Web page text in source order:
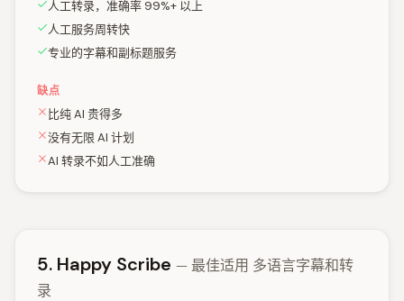
人工转录，准确率 99%+ 以上
人工服务周转快
专业的字幕和副标题服务
缺点
比纯 AI 贵得多
没有无限 AI 计划
AI 转录不如人工准确
5. Happy Scribe — 最佳适用 多语言字幕和转
录